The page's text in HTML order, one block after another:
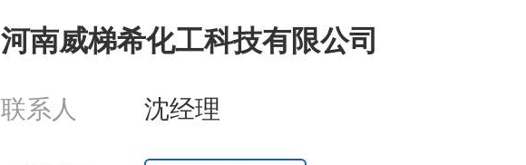
我司对高校及科研单位先发货和
,全额退款
河南威梯希化工科技有限公司
联系人 沈经理